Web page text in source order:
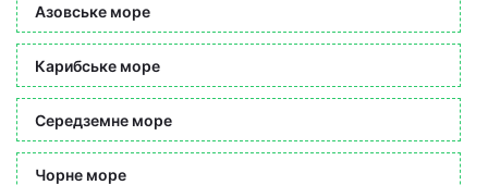
Азовське море
Карибське море
Середземне море
Чорне море